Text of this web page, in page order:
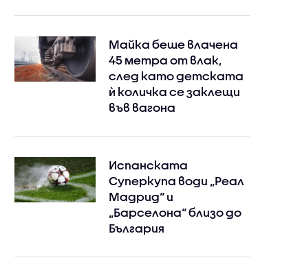
Майка беше влачена
45 метра от влак,
след като детската
ѝ количка се заклещи
във вагона
Испанската
Суперкупа води „Реал
Мадрид“ и
„Барселона“ близо до
България